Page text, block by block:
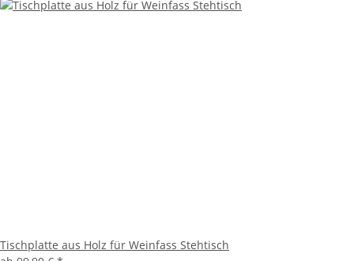
Tischplatte aus Holz für Weinfass Stehtisch